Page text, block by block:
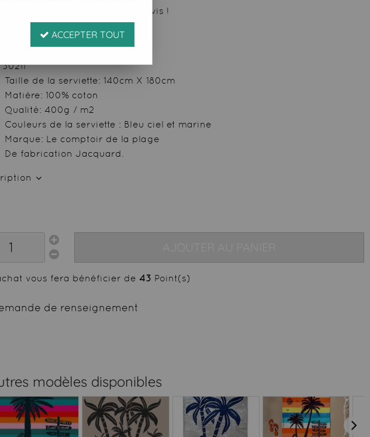
le premier à donner votre avis !
€TTC
30211
Taille de la serviette: 140cm X 180cm
Matière: 100% coton
Qualité: 400g / m2
Couleurs de la serviette : Bleu ciel et marine
Marque: Le comptoir de la plage
De fabrication Jacquard.
vous fera bénéficier de 43 Point(s)
de renseignement
modèles disponibles
ACCEPTER TOUT